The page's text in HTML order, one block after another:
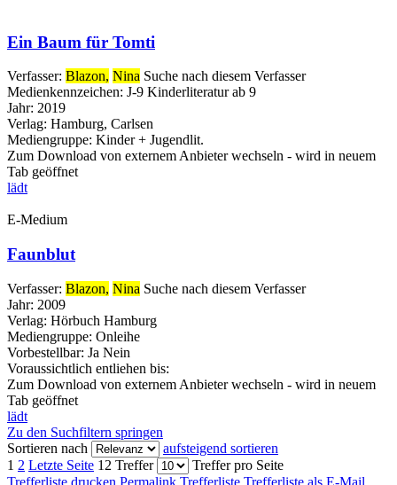
Ein Baum für Tomti
Verfasser: Blazon, Nina Suche nach diesem Verfasser
Medienkennzeichen: J-9 Kinderliteratur ab 9
Jahr: 2019
Verlag: Hamburg, Carlsen
Mediengruppe: Kinder + Jugendlit.
Zum Download von externem Anbieter wechseln - wird in neuem
Tab geöffnet
lädt
E-Medium
Faunblut
Verfasser: Blazon, Nina Suche nach diesem Verfasser
Jahr: 2009
Verlag: Hörbuch Hamburg
Mediengruppe: Onleihe
Vorbestellbar: Ja Nein
Voraussichtlich entliehen bis:
Zum Download von externem Anbieter wechseln - wird in neuem
Tab geöffnet
lädt
Zu den Suchfiltern springen
Sortieren nach
aufsteigend sortieren
1 2 Letzte Seite 12 Treffer
Treffer pro Seite
Trefferliste drucken Permalink Trefferliste Trefferliste als E-Mail